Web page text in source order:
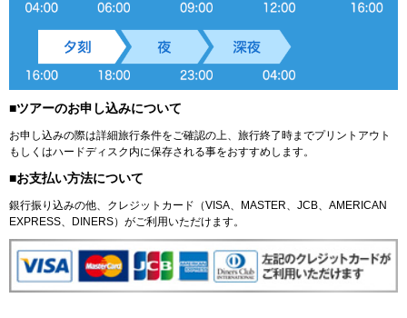
■ツアーのお申し込みについて
お申し込みの際は詳細旅行条件をご確認の上、旅行終了時までプリントアウト
もしくはハードディスク内に保存される事をおすすめします。
■お支払い方法について
銀行振り込みの他、クレジットカード（VISA、MASTER、JCB、AMERICAN
EXPRESS、DINERS）がご利用いただけます。